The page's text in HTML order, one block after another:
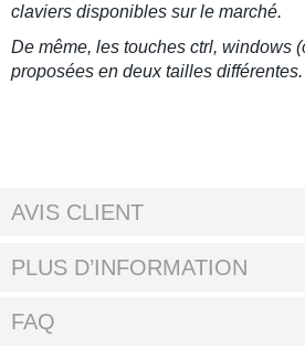
claviers disponibles sur le marché.
De même, les touches ctrl, windows
proposées en deux tailles différentes.
AVIS CLIENT
PLUS D’INFORMATION
FAQ